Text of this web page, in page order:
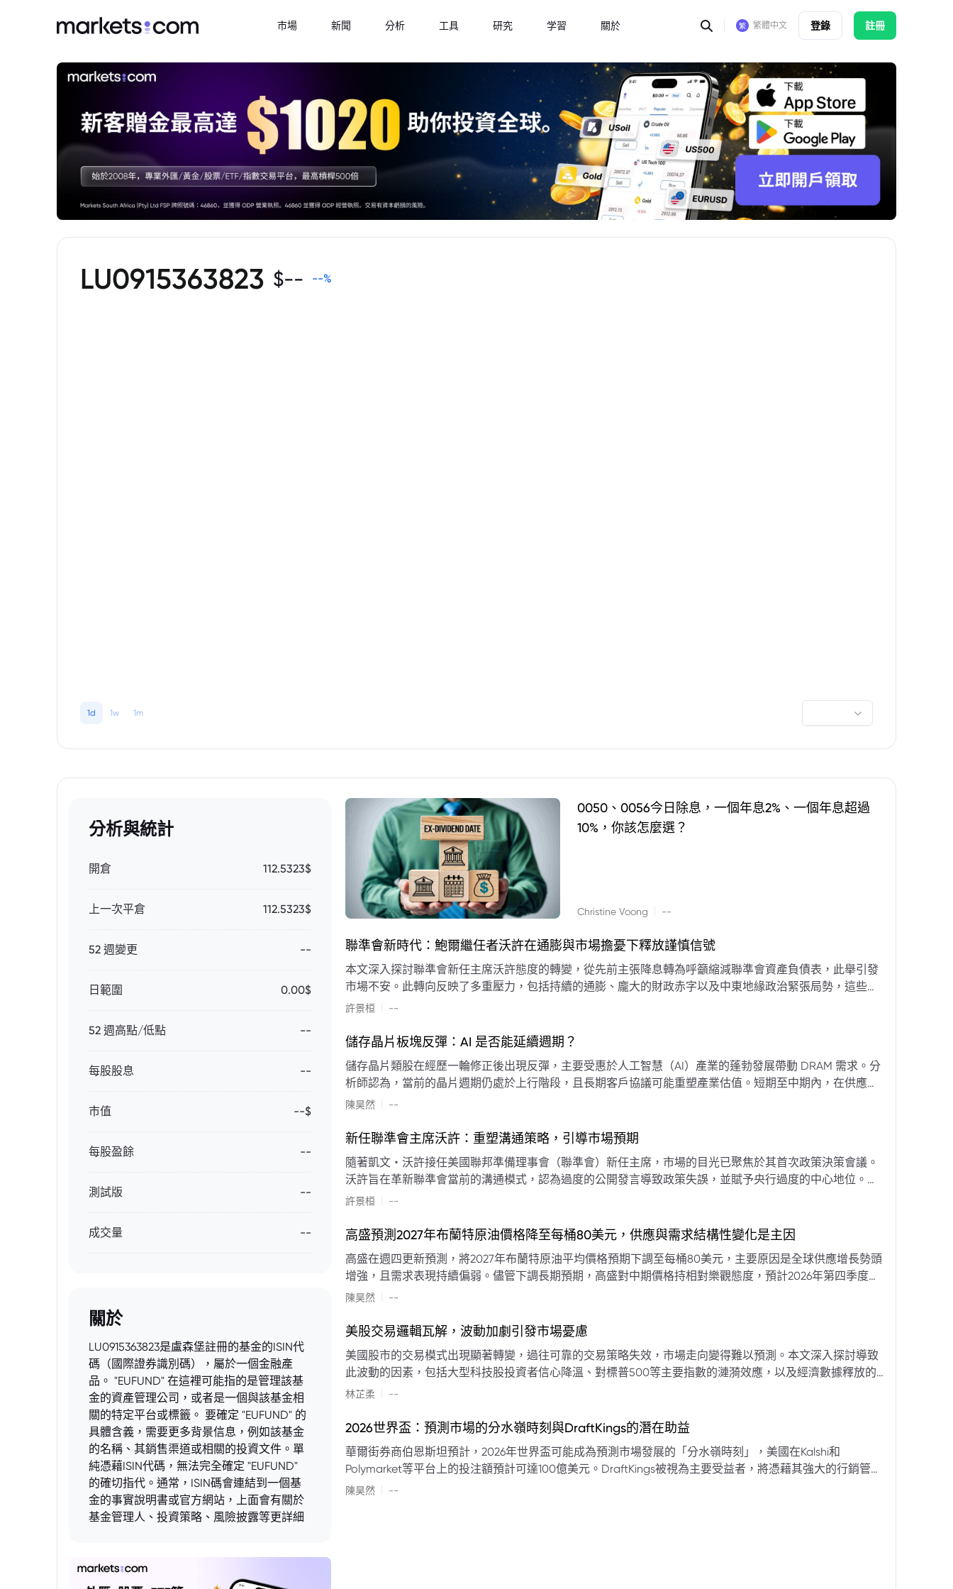
市場 新聞 分析 工具 研究 学習 關於 繁體中文 登錄 註冊
LU0915363823 $-- --%
1d 1w 1m
分析與統計
開倉 112.5323$
上一次平倉 112.5323$
52 週變更 --
日範圍 0.00$
52 週高點/低點 --
每股股息 --
市值 --$
每股盈餘 --
測試版 --
成交量 --
關於
LU0915363823是盧森堡註冊的基金的ISIN代
碼（國際證券識別碼），屬於一個金融產
品。 "EUFUND" 在這裡可能指的是管理該基
金的資產管理公司，或者是一個與該基金相
關的特定平台或標籤。 要確定 "EUFUND" 的
具體含義，需要更多背景信息，例如該基金
的名稱、其銷售渠道或相關的投資文件。單
純憑藉ISIN代碼，無法完全確定 "EUFUND"
的確切指代。通常，ISIN碼會連結到一個基
金的事實說明書或官方網站，上面會有關於
基金管理人、投資策略、風險披露等更詳細
0050、0056今日除息，一個年息2%、一個年息超過
10%，你該怎麼選？
Christine Voong --
聯準會新時代：鮑爾繼任者沃許在通膨與市場擔憂下釋放謹慎信號
本文深入探討聯準會新任主席沃許態度的轉變，從先前主張降息轉為呼籲縮減聯準會資產負債表，此舉引發
市場不安。此轉向反映了多重壓力，包括持續的通膨、龐大的財政赤字以及中東地緣政治緊張局勢，這些因
素限制了聯準會實施降息或激進縮減資產負債表的空間。專家預計將進入政策觀望期，重點將放在維持較高
許景桓 --
儲存晶片板塊反彈：AI 是否能延續週期？
儲存晶片類股在經歷一輪修正後出現反彈，主要受惠於人工智慧（AI）產業的蓬勃發展帶動 DRAM 需求。分
析師認為，當前的晶片週期仍處於上行階段，且長期客戶協議可能重塑產業估值。短期至中期內，在供應受
限的支撐下，價格預期將持續走高。
陳昊然 --
新任聯準會主席沃許：重塑溝通策略，引導市場預期
隨著凱文・沃許接任美國聯邦準備理事會（聯準會）新任主席，市場的目光已聚焦於其首次政策決策會議。
沃許旨在革新聯準會當前的溝通模式，認為過度的公開發言導致政策失誤，並賦予央行過度的中心地位。他
計畫重塑政策預期的發布方式及其頻率，目標是減少對預期市場信號的依賴，並強化對經濟基本面的關注。
許景桓 --
高盛預測2027年布蘭特原油價格降至每桶80美元，供應與需求結構性變化是主因
高盛在週四更新預測，將2027年布蘭特原油平均價格預期下調至每桶80美元，主要原因是全球供應增長勢頭
增強，且需求表現持續偏弱。儘管下調長期預期，高盛對中期價格持相對樂觀態度，預計2026年第四季度布
蘭特原油均價為每桶90美元。該行認為，美國、巴西、圭亞那、委內瑞拉及阿聯酋的產量提升，加上需求端
其影響低於預期，二季度的全球供應缺口（每日500萬至600萬桶）因需求疲軟和市場已存在的供過於求而
口受阻持續，2026年底油價可能升至每桶110美元以上，極端情況下2027年甚至可能觸及140美元。相對地，
若供應快速恢復且需求進一步走弱，2026年底油價可能回落至每桶70美元左右，2027年則可能降至每桶60
美元。
陳昊然 --
美股交易邏輯瓦解，波動加劇引發市場憂慮
美國股市的交易模式出現顯著轉變，過往可靠的交易策略失效，市場走向變得難以預測。本文深入探討導致
此波動的因素，包括大型科技股投資者信心降溫、對標普500等主要指數的漣漪效應，以及經濟數據釋放的
矛盾信號。專家意見顯示，雙向交易與市場震盪加劇將成為新常態。重點摘要包括：先前「逢低買入」策略
點：** * **交易邏輯轉變：** 順勢做多的市場邏輯已瓦解，市場走向變得難以預測。 * **科技股信心減弱：**
現顯著的單日反轉幅度，整體市場穩定性大幅下降。 * **經濟數據拉扯：** 經濟數據表現出韌性與聯準會緊
縮貨幣政策預期升溫之間形成拉扯，加劇市場不確定性。 * **專家預期：** 預計將持續出現板塊輪動與風格
切換，投資者意見分歧程度處於極高水平。 * **聚焦聯準會：** 聯準會的利率決議及後續記者會，被視為短
林芷柔 --
2026世界盃：預測市場的分水嶺時刻與DraftKings的潛在助益
華爾街券商伯恩斯坦預計，2026年世界盃可能成為預測市場發展的「分水嶺時刻」，美國在Kalshi和
Polymarket等平台上的投注額預計可達100億美元。DraftKings被視為主要受益者，將憑藉其強大的行銷管
道、西班牙語轉播權以及對預測市場業務的拓展，為即將到來的NFL賽季做準備。
陳昊然 --